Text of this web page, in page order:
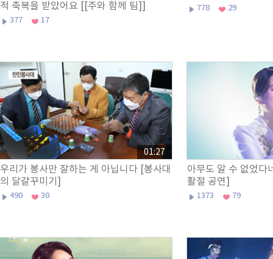
적 축복을 받았어요 [[주와 함께 팀]]
377 17
778 29
우리가 봉사만 잘하는 게 아닙니다 [봉사대
의 달걀꾸미기]
490 30
01:27
아무도 알 수 없었다
활절 공연]
1373 79